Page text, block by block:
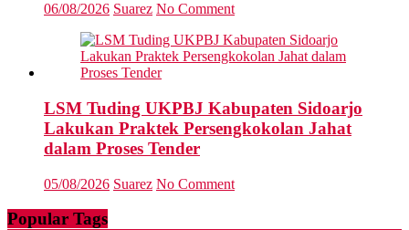
06/08/2026 Suarez No Comment
LSM Tuding UKPBJ Kabupaten Sidoarjo
Lakukan Praktek Persengkokolan Jahat
dalam Proses Tender
05/08/2026 Suarez No Comment
Popular Tags